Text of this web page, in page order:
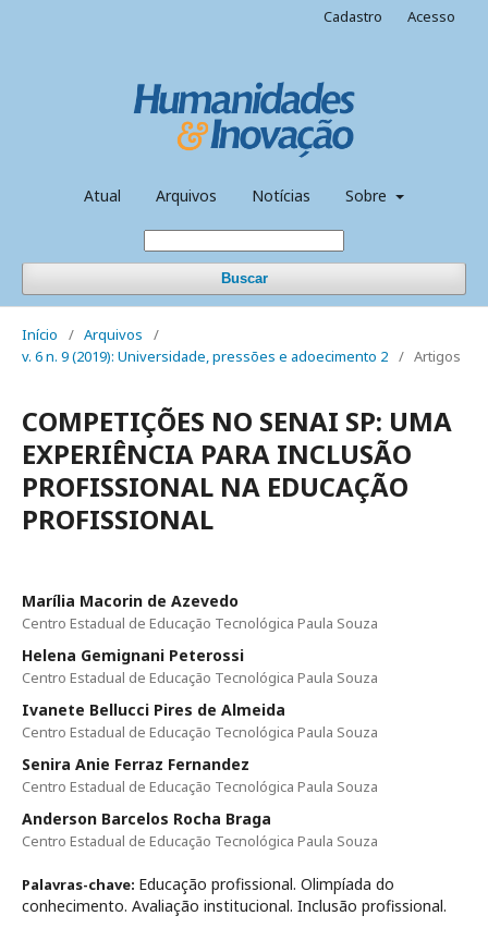
Atual Arquivos Notícias Sobre
Buscar
Cadastro Acesso
Início / Arquivos
/
v. 6 n. 9 (2019): Universidade, pressões e adoecimento 2 / Artigos
COMPETIÇÕES NO SENAI SP: UMA
EXPERIÊNCIA PARA INCLUSÃO
PROFISSIONAL NA EDUCAÇÃO
PROFISSIONAL
Marília Macorin de Azevedo
Centro Estadual de Educação Tecnológica Paula Souza
Helena Gemignani Peterossi
Centro Estadual de Educação Tecnológica Paula Souza
Ivanete Bellucci Pires de Almeida
Centro Estadual de Educação Tecnológica Paula Souza
Senira Anie Ferraz Fernandez
Centro Estadual de Educação Tecnológica Paula Souza
Anderson Barcelos Rocha Braga
Centro Estadual de Educação Tecnológica Paula Souza
Palavras-chave: Educação profissional. Olimpíada do
conhecimento. Avaliação institucional. Inclusão profissional.